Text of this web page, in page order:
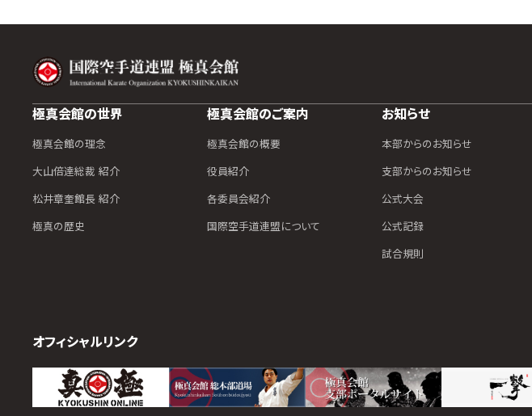
極真会館の世界
極真会館の理念
大山倍達総裁 紹介
松井章奎館長 紹介
極真の歴史
極真会館のご案内
極真会館の概要
役員紹介
各委員会紹介
国際空手道連盟について
お知らせ
本部からのお知らせ
支部からのお知らせ
公式大会
公式記録
試合規則
オフィシャルリンク